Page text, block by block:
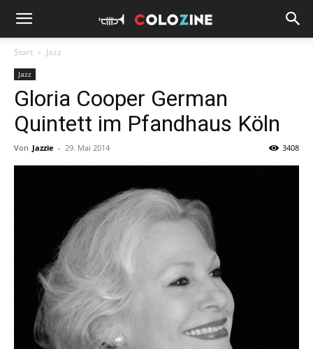
Start Jazz
Jazz
Gloria Cooper German
Quintett im Pfandhaus Köln
Von Jazzie - 29. Mai 2014 3408